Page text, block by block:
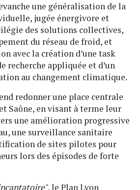
une généralisation de la
jugée énergivore et
des solutions collectives,
du réseau de froid, et
avec la création d’une task
recherche appliquée et d’un
au changement climatique.
redonner une place centrale
Saône, en visant à terme leur
une amélioration progressive
une surveillance sanitaire
de sites pilotes pour
lors des épisodes de forte
, le Plan Lyon